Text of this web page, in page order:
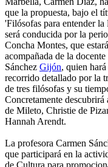
que la propuesta, bajo el
'Filósofas para entender la
será conducida por la
Concha Montes, que estará
acompañada de la docente
Sánchez Gijón, quien hará
recorrido detallado por la
de tres filósofas y su
Concretamente descubrirá
de Mileto, Christie de
Hannah Arendt.
La profesora Carmen
que participará en la